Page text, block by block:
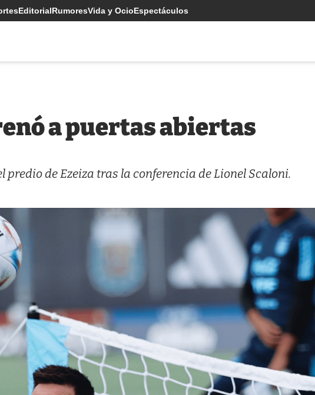
EditorialRumoresVida y OcioEspectáculos
a puertas abiertas
predio de Ezeiza tras la conferencia de Lionel Scaloni.